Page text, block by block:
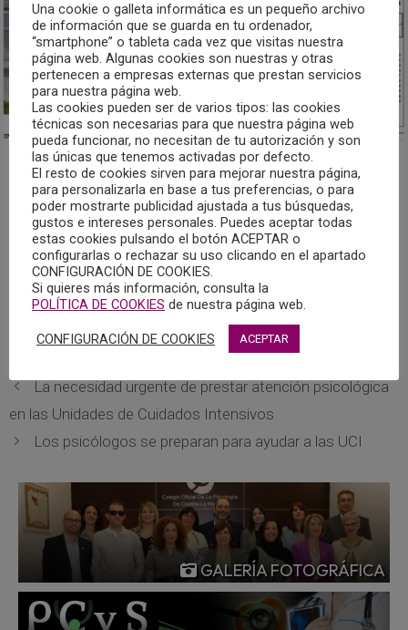
Así se afirma en la noticia publicada el pasado viernes, 17
de abril, en el diario Las Noticias de Cuenca, que indica que
los residentes de último año cobrarán como un
especialista y serán reconocidos como tal a efectos de
servicios prestados.
Pulsar aquí para leer la noticia completa en Las Noticias
de Cuenca.
La necesidad urgente de prestar atención psicológica
en las Unidades de Cuidados Intensivos
Los psicólogos se preparan para ayudar a las UCI
GALERÍA FOTOGRÁFICA
Una cookie o galleta informática es un pequeño archivo
de información que se guarda en tu ordenador,
“smartphone” o tableta cada vez que visitas nuestra
página web. Algunas cookies son nuestras y otras
pertenecen a empresas externas que prestan servicios
para nuestra página web.
Las cookies pueden ser de varios tipos: las cookies
técnicas son necesarias para que nuestra página web
pueda funcionar, no necesitan de tu autorización y son
las únicas que tenemos activadas por defecto.
El resto de cookies sirven para mejorar nuestra página,
para personalizarla en base a tus preferencias, o para
poder mostrarte publicidad ajustada a tus búsquedas,
gustos e intereses personales. Puedes aceptar todas
estas cookies pulsando el botón ACEPTAR o
configurarlas o rechazar su uso clicando en el apartado
CONFIGURACIÓN DE COOKIES.
Si quieres más información, consulta la
POLÍTICA DE COOKIES de nuestra página web.
CONFIGURACIÓN DE COOKIES ACEPTAR